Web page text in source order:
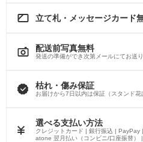
立て札・メッセージカード
配送前写真無料
発送の準備ができ次第メールにてお送
枯れ・傷み保証
お届けから7日以内は保証（スタンド花
選べる支払い方法
クレジットカード | 銀行振込 |
atone 翌月払い（コンビニ/口座振替）